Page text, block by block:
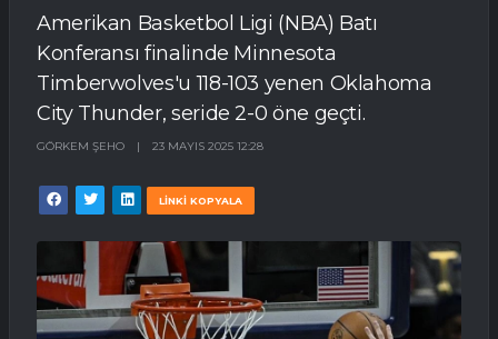
Amerikan Basketbol Ligi (NBA) Batı
Konferansı finalinde Minnesota
Timberwolves'u 118-103 yenen Oklahoma
City Thunder, seride 2-0 öne geçti.
GÖRKEM ŞEHO | 23 MAYIS 2025 12:28
LİNKİ KOPYALA